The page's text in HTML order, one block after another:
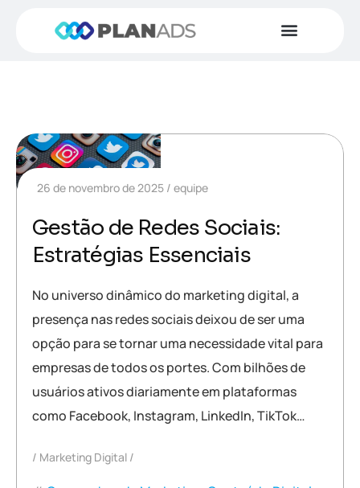
26 de novembro de 2025 equipe
Gestão de Redes Sociais:
Estratégias Essenciais
No universo dinâmico do marketing digital, a
presença nas redes sociais deixou de ser uma
opção para se tornar uma necessidade vital para
empresas de todos os portes. Com bilhões de
usuários ativos diariamente em plataformas
como Facebook, Instagram, LinkedIn, TikTok…
Marketing Digital